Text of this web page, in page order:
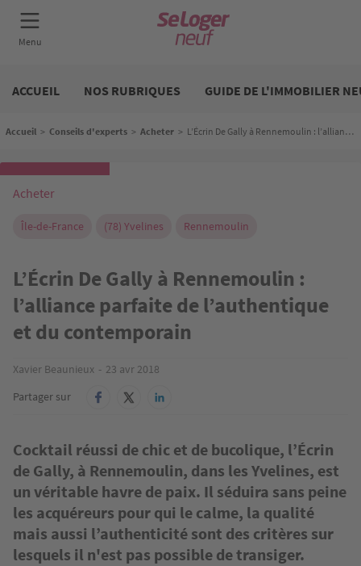
contenu
ACCUEIL
NOS RUBRIQUES GUIDE DE L'IMMOBILIER
Fil d'Ariane
Accueil > Conseils d'experts > Acheter > L’Écrin De Gally à Rennemoulin : l’alliance parfaite de l’authentique et du contemporain
Acheter
Île-de-France (78) Yvelines Rennemoulin
L’Écrin De Gally à Rennemoulin :
l’alliance parfaite de l’authentique
et du contemporain
Xavier Beaunieux
23 avr 2018
Partager sur
Cocktail réussi de chic et de bucolique, l’Écrin
de Gally, à Rennemoulin, dans les Yvelines, est
un véritable havre de paix. Il séduira sans peine
les acquéreurs pour qui le calme, la qualité
mais aussi l’authenticité sont des critères sur
lesquels il n'est pas possible de transiger.